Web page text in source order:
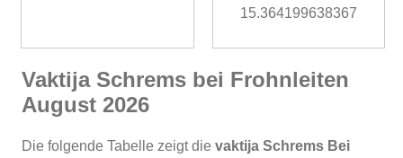
15.364199638367
Vaktija Schrems bei Frohnleiten
August 2026
Die folgende Tabelle zeigt die vaktija Schrems Bei